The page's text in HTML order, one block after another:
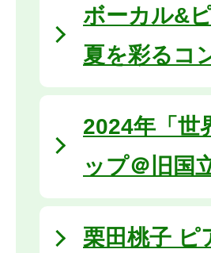
ボーカル&
夏を彩るコ
2024年「世
ップ＠旧国
栗田桃子 ピ